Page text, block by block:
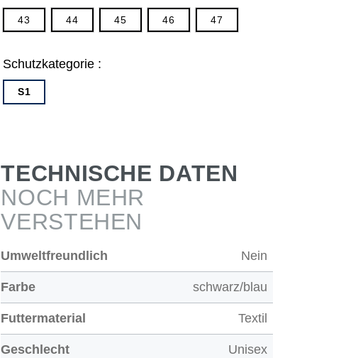
43 44 45 46 47
Schutzkategorie :
S1
TECHNISCHE DATEN
NOCH MEHR
VERSTEHEN
Umweltfreundlich Nein
Farbe schwarz/blau
Futtermaterial Textil
Geschlecht Unisex